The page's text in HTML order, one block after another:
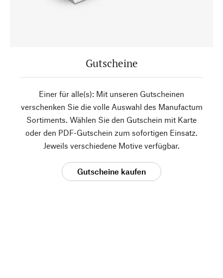
Gutscheine
Einer für alle(s): Mit unseren Gutscheinen
verschenken Sie die volle Auswahl des Manufactum
Sortiments. Wählen Sie den Gutschein mit Karte
oder den PDF-Gutschein zum sofortigen Einsatz.
Jeweils verschiedene Motive verfügbar.
Gutscheine kaufen